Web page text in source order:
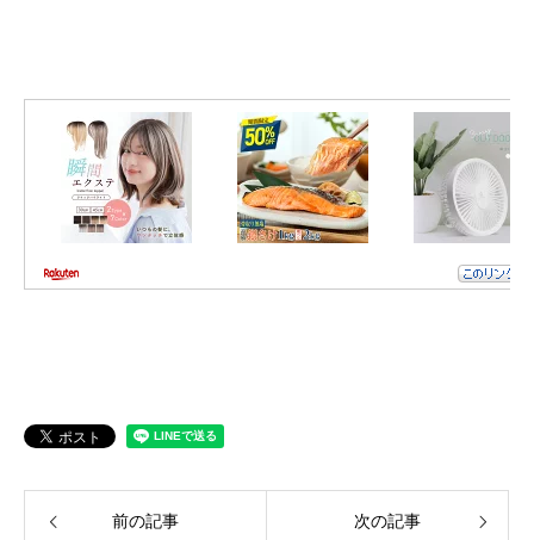
前の記事 次の記事